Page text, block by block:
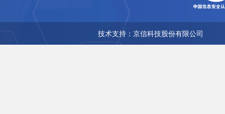
技术支持：京信科技股份有限公司